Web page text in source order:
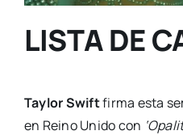
LISTA DE
Taylor Swiftfirma esta
en Reino Unido con